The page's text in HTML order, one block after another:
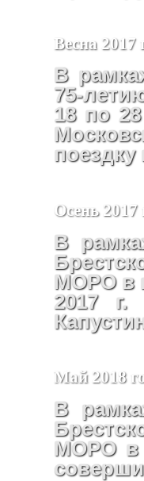
Весна 2017
В
75-
18 по
Осень
В
МОРО в
2017 г.
Май 2018
В
МОРО в